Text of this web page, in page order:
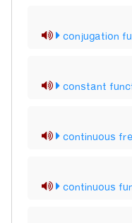
conjugation
constant
continuous
continuous